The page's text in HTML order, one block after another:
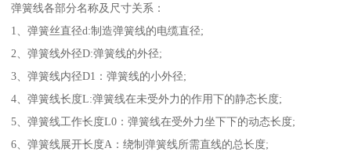
弹簧线各部分名称及尺寸关系：
1、弹簧丝直径d:制造弹簧线的电缆直径;
2、弹簧线外径D:弹簧线的外径;
3、弹簧线内径D1：弹簧线的小外径;
4、弹簧线长度L:弹簧线在未受外力的作用下的静态长度;
5、弹簧线工作长度L0：弹簧线在受外力坐下下的动态长度;
6、弹簧线展开长度A：绕制弹簧线所需直线的总长度;